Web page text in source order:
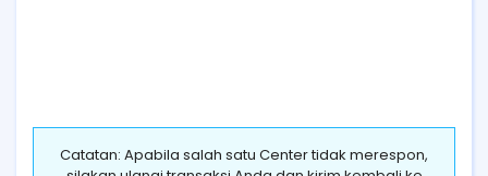
Catatan: Apabila salah satu Center tidak merespon,